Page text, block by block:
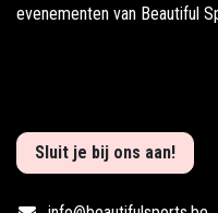
evenementen van Beautiful
Sluit je bij ons aan!